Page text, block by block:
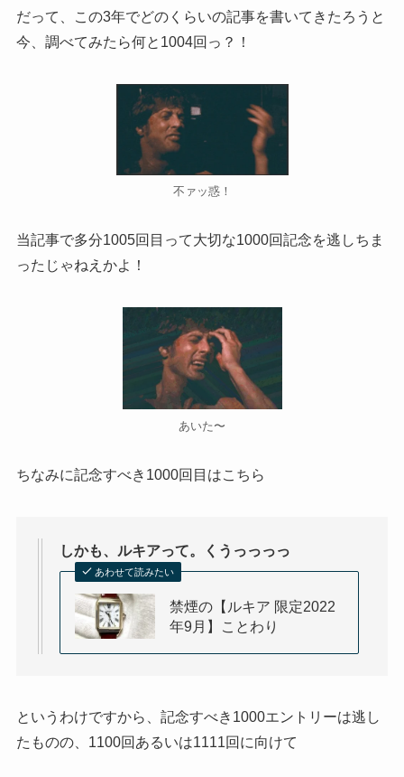
だって、この3年でどのくらいの記事を書いてきたろうと
今、調べてみたら何と1004回っ？！
不ァッ惑！
当記事で多分1005回目って大切な1000回記念を逃しちま
ったじゃねえかよ！
あいた〜
ちなみに記念すべき1000回目はこちら
しかも、ルキアって。くうっっっっ
あわせて読みたい
禁煙の【ルキア 限定2022
年9月】ことわり
というわけですから、記念すべき1000エントリーは逃し
たものの、1100回あるいは1111回に向けて